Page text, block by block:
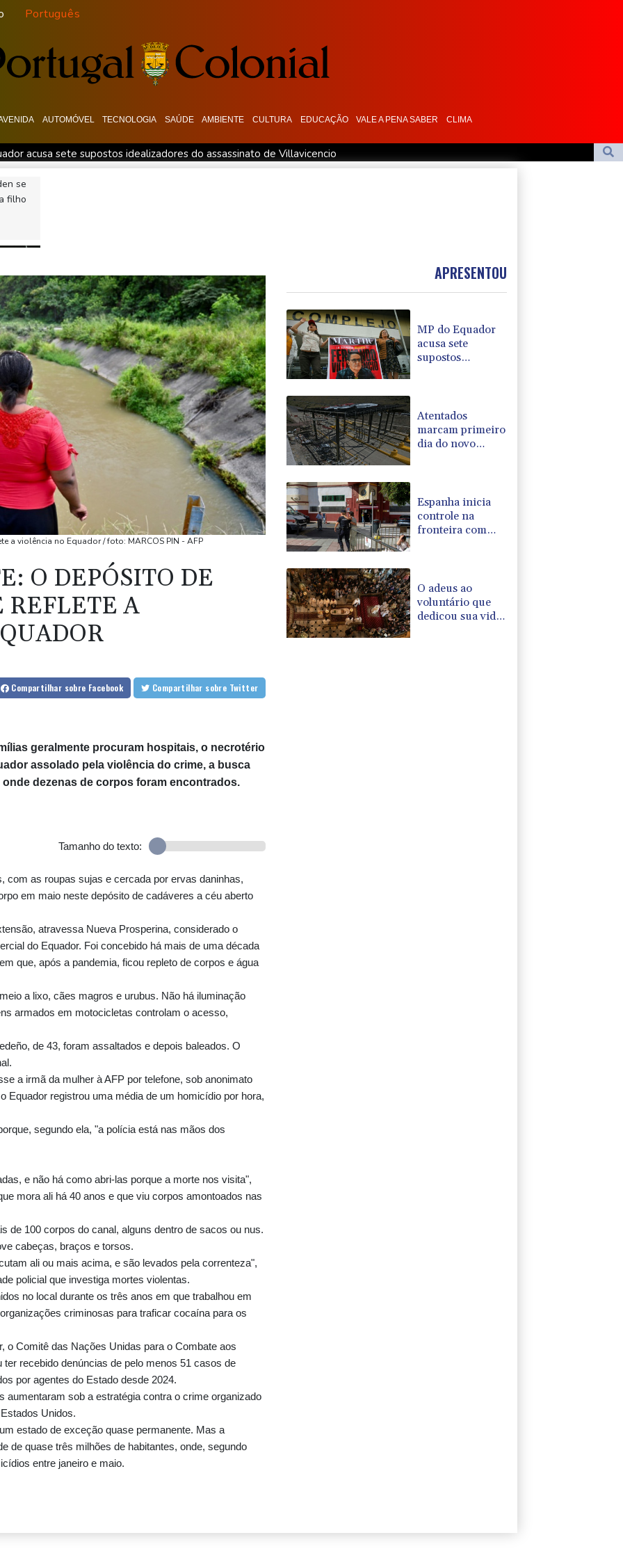
Português
AUTOMÓVEL TECNOLOGIA SAÚDE AMBIENTE CULTURA EDUCAÇÃO VALE A PENA SABER CLIMA
acusa sete supostos idealizadores do assassinato de Villavicencio
seu presidente'
Swiatek vence Kostyuk de virada e avança às quartas de final WTA 1000 de Toronto
(imprensa)
na vitória sobre o Ferencvaros
se
filho
a violência no Equador / foto: MARCOS PIN - AFP
O DEPÓSITO DE
REFLETE A
Compartilhar sobre Facebook Compartilhar sobre Twitter
geralmente procuram hospitais, o necrotério
assolado pela violência do crime, a busca
dezenas de corpos foram encontrados.
Tamanho do texto:
com as roupas sujas e cercada por ervas daninhas,
em maio neste depósito de cadáveres a céu aberto
atravessa Nueva Prosperina, considerado o
do Equador. Foi concebido há mais de uma década
que, após a pandemia, ficou repleto de corpos e água
a lixo, cães magros e urubus. Não há iluminação
armados em motocicletas controlam o acesso,
de 43, foram assaltados e depois baleados. O
a irmã da mulher à AFP por telefone, sob anonimato
Equador registrou uma média de um homicídio por hora,
segundo ela, "a polícia está nas mãos dos
e não há como abri-las porque a morte nos visita",
mora ali há 40 anos e que viu corpos amontoados nas
de 100 corpos do canal, alguns dentro de sacos ou nus.
cabeças, braços e torsos.
ali ou mais acima, e são levados pela correnteza",
policial que investiga mortes violentas.
no local durante os três anos em que trabalhou em
criminosas para traficar cocaína para os
o Comitê das Nações Unidas para o Combate aos
recebido denúncias de pelo menos 51 casos de
por agentes do Estado desde 2024.
aumentaram sob a estratégia contra o crime organizado
Unidos.
estado de exceção quase permanente. Mas a
de quase três milhões de habitantes, onde, segundo
entre janeiro e maio.
APRESENTOU
MP do Equador
acusa sete
supostos
Atentados
marcam primeiro
dia do novo
Espanha inicia
controle na
fronteira com
O adeus ao
voluntário que
dedicou sua vida